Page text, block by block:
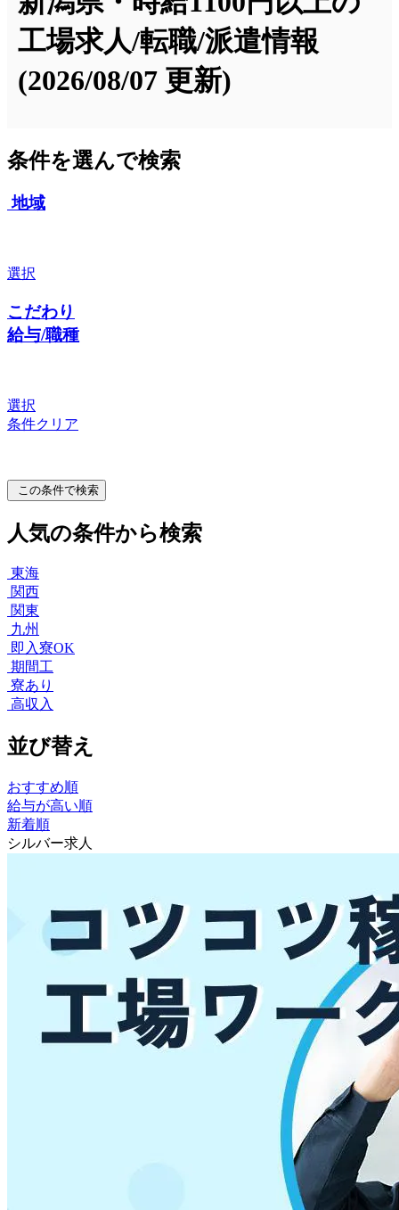
工場求人/転職/派遣情報
(2026/08/07 更新)
条件を選んで検索
地域
選択
こだわり
給与/職種
選択
条件クリア
この条件で検索
人気の条件から検索
東海
関西
関東
九州
即入寮OK
期間工
寮あり
高収入
並び替え
おすすめ順
給与が高い順
新着順
シルバー求人